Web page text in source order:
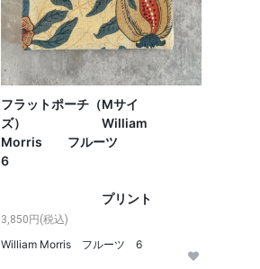
フラットポーチ（Mサイ
ズ） William
Morris フルーツ
6
プリント
3,850円(税込)
William Morris フルーツ 6